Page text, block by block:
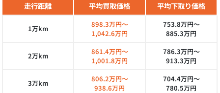
走行距離 平均買取価格 平均下取り価格
1万km
898.3万円～
1,042.6万円
753.8万円～
885.3万円
2万km
861.4万円～
1,001.8万円
786.3万円～
913.3万円
3万km
806.2万円～
938.6万円
704.4万円～
780.5万円